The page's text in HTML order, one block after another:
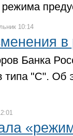
10:14
Банка
типа "С". Об